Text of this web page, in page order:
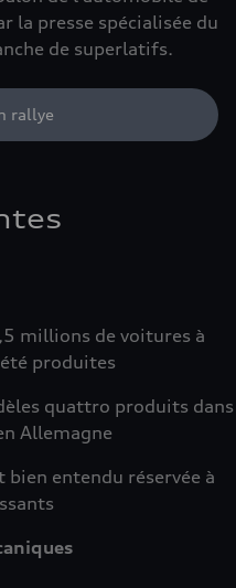
la presse spécialisée du
de superlatifs.
rallye
millions de voitures à
produites
quattro produits dans
Allemagne
entendu réservée à